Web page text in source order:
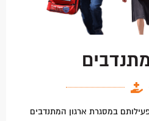
במסגרת ארגון המתנדבים